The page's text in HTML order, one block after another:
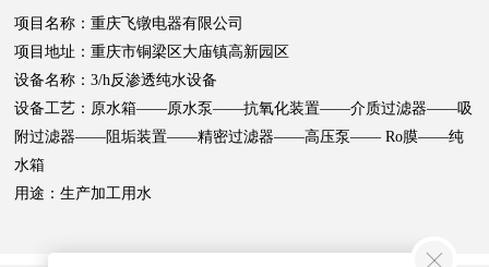
项目名称：重庆飞镦电器有限公司
项目地址：重庆市铜梁区大庙镇高新园区
设备名称：3/h反渗透纯水设备
设备工艺：原水箱——原水泵——抗氧化装置——介质过滤器——吸
附过滤器——阻垢装置——精密过滤器——高压泵—— Ro膜——纯
水箱
用途：生产加工用水